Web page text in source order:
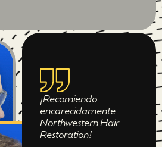
¡Recomiendo
encarecidamente
Northwestern Hair
Restoration!